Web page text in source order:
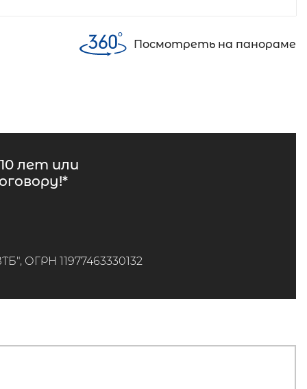
Посмотреть на панораме
лет или
ОГРН 11977463330132